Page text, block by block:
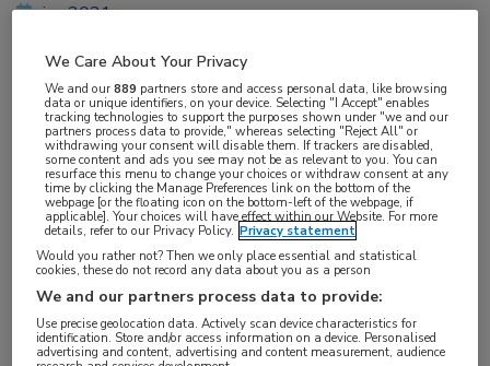
jun 2021
Vakgebieden:
Nefrologie,Reumatologie
Tags:
ANCA,avacopan,eculizumab, glomerulonefritis
prednisolon,vasculitis
We Care About Your Privacy
We and our889 partners store and access personal data, like browsing
data or unique identifiers, on your device. Selecting "I Accept" enables
tracking technologies to support the purposes shown under "we and our
partners process data to provide," whereas selecting "Reject All" or
withdrawing your consent will disable them. If trackers are disabled,
some content and ads you see may not be as relevant to you. You can
resurface this menu to change your choices or withdraw consent at any
time by clicking the Manage Preferences link on the bottom of the
webpage [or the floating icon on the bottom-left of the webpage, if
applicable]. Your choices will have effect within our Website. For more
details, refer to our Privacy Policy. Privacy statement
Would you rather not? Then we only place essential and statistical
cookies, these do not record any data about you as a person
We and our partners process data to provide:
Use precise geolocation data. Actively scan device characteristics for
identification. Store and/or access information on a device. Personalised
advertising and content, advertising and content measurement, audience